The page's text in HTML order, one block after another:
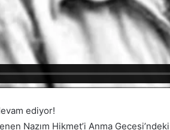
ediyor!
Nazım Hikmet’i Anma